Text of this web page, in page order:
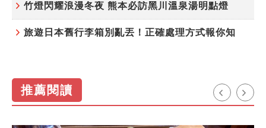
竹燈閃耀浪漫冬夜 熊本必訪黑川溫泉湯明點燈
旅遊日本舊行李箱別亂丟！正確處理方式報你知
推薦閱讀